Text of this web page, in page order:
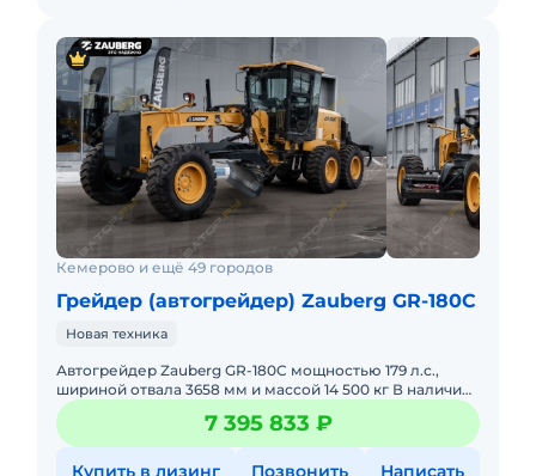
Кемерово и ещё 49 городов
Грейдер (автогрейдер) Zauberg GR-180C
Новая техника
Автогрейдер Zauberg GR-180C мощностью 179 л.с.,
шириной отвала 3658 мм и массой 14 500 кг В наличии
на складах РФ. Действующее ЭПСМ, все налоги и
сборы упла
7 395 833 ₽
Купить в лизинг Позвонить Написать